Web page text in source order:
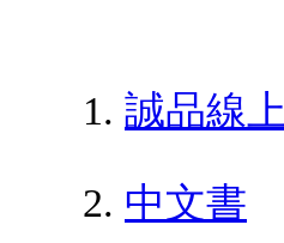
誠品線上
中文書